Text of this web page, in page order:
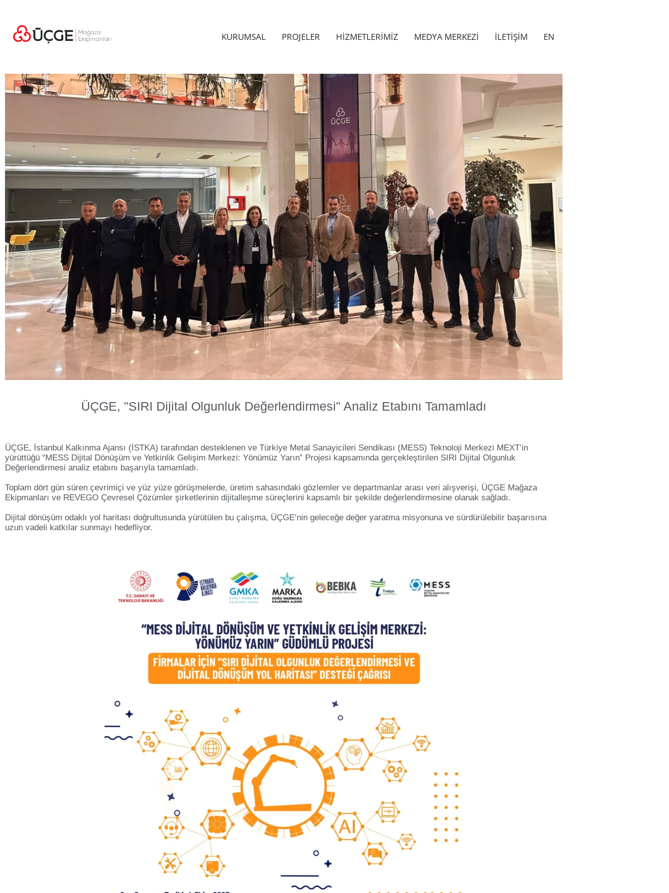
KURUMSAL PROJELER HİZMETLERİMİZ MEDYA MERKEZİ İLETİŞİM EN
ÜÇGE, "SIRI Dijital Olgunluk Değerlendirmesi" Analiz Etabını Tamamladı
ÜÇGE, İstanbul Kalkınma Ajansı (İSTKA) tarafından desteklenen ve Türkiye Metal Sanayicileri Sendikası (MESS) Teknoloji Merkezi MEXT’in
yürüttüğü “MESS Dijital Dönüşüm ve Yetkinlik Gelişim Merkezi: Yönümüz Yarın” Projesi kapsamında gerçekleştirilen SIRI Dijital Olgunluk
Değerlendirmesi analiz etabını başarıyla tamamladı.
Toplam dört gün süren çevrimiçi ve yüz yüze görüşmelerde, üretim sahasındaki gözlemler ve departmanlar arası veri alışverişi, ÜÇGE Mağaza
Ekipmanları ve REVEGO Çevresel Çözümler şirketlerinin dijitalleşme süreçlerini kapsamlı bir şekilde değerlendirmesine olanak sağladı.
Dijital dönüşüm odaklı yol haritası doğrultusunda yürütülen bu çalışma, ÜÇGE’nin geleceğe değer yaratma misyonuna ve sürdürülebilir başarısına
uzun vadeli katkılar sunmayı hedefliyor.